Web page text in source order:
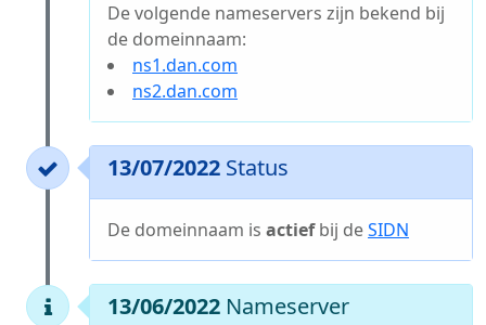
De volgende nameservers zijn bekend bij
de domeinnaam:
ns1.dan.com
ns2.dan.com
13/07/2022 Status
De domeinnaam is actiefbij deSIDN
13/06/2022 Nameserver